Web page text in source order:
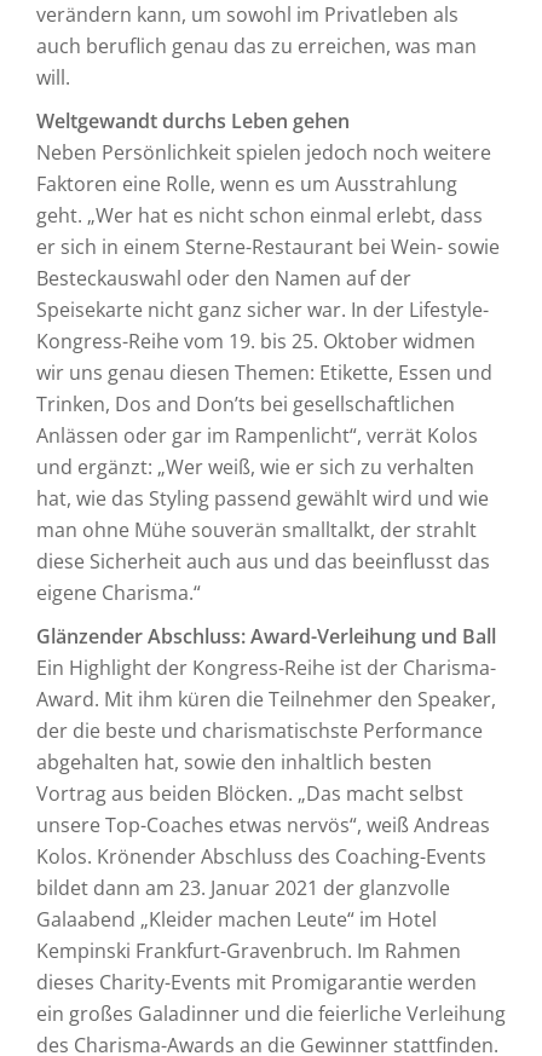
verändern kann, um sowohl im Privatleben als
auch beruflich genau das zu erreichen, was man
will.
Weltgewandt durchs Leben gehen
Neben Persönlichkeit spielen jedoch noch weitere
Faktoren eine Rolle, wenn es um Ausstrahlung
geht. „Wer hat es nicht schon einmal erlebt, dass
er sich in einem Sterne-Restaurant bei Wein- sowie
Besteckauswahl oder den Namen auf der
Speisekarte nicht ganz sicher war. In der Lifestyle-
Kongress-Reihe vom 19. bis 25. Oktober widmen
wir uns genau diesen Themen: Etikette, Essen und
Trinken, Dos and Don’ts bei gesellschaftlichen
Anlässen oder gar im Rampenlicht“, verrät Kolos
und ergänzt: „Wer weiß, wie er sich zu verhalten
hat, wie das Styling passend gewählt wird und wie
man ohne Mühe souverän smalltalkt, der strahlt
diese Sicherheit auch aus und das beeinflusst das
eigene Charisma.“
Glänzender Abschluss: Award-Verleihung und Ball
Ein Highlight der Kongress-Reihe ist der Charisma-
Award. Mit ihm küren die Teilnehmer den Speaker,
der die beste und charismatischste Performance
abgehalten hat, sowie den inhaltlich besten
Vortrag aus beiden Blöcken. „Das macht selbst
unsere Top-Coaches etwas nervös“, weiß Andreas
Kolos. Krönender Abschluss des Coaching-Events
bildet dann am 23. Januar 2021 der glanzvolle
Galaabend „Kleider machen Leute“ im Hotel
Kempinski Frankfurt-Gravenbruch. Im Rahmen
dieses Charity-Events mit Promigarantie werden
ein großes Galadinner und die feierliche Verleihung
des Charisma-Awards an die Gewinner stattfinden.